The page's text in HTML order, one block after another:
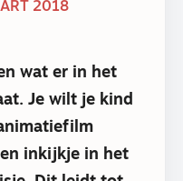
2018
wat er in het
Je wilt je kind
inkijkje in het